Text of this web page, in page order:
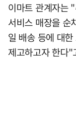
이마트 관계자는
서비스 매장을 순
일 배송 등에 대
제고하고자 한다"